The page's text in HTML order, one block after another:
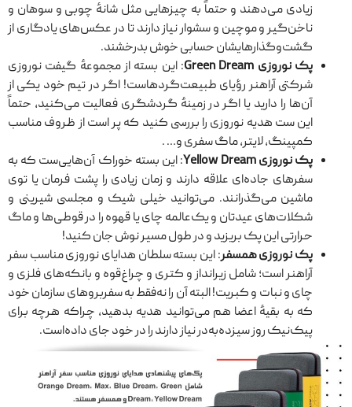
زیادی می‌دهند و حتماً به چیزهایی مثل شانهٔ چوبی و سوهان و
ناخن‌گیر و موچین و سشوار نیاز دارند تا در عکس‌های یادگاری از
گشت‌وگذارهایشان حسابی خوش بدرخشند.
پک نوروزی Green Dream: این بسته از مجموعهٔ گیفت نوروزی
شرکتی آراهنر رؤیای طبیعت‌گردهاست! اگر در تیم خود یکی از
آن‌ها را دارید یا اگر در زمینهٔ گردشگری فعالیت می‌کنید، حتماً
این ست هدیه نوروزی را بررسی کنید که پر است از ظروف مناسب
کمپینگ، لایتر، ماگ سفری و… .
پک نوروزی Yellow Dream
: این بسته خوراک آن‌هایی‌ست که به
سفرهای جاده‌ای علاقه دارند و زمان زیادی را پشت فرمان یا توی
ماشین می‌گذرانند. می‌توانید خیلی شیک و مجلسی شیرینی و
شکلات‌های عیدتان و یک‌عالمه چای یا قهوه را در قوطی‌ها و ماگ
حرارتی این پک بریزید و در طول مسیر نوش جان کنید!
پک نوروزی همسفر: این بسته سلطان هدایای نوروزی مناسب سفر
آراهنر است؛ شامل زیرانداز و کتری و چراغ‌قوه و بانکه‌های فلزی و
چای و نبات و کبریت! البته آن را نه‌فقط به سفربروهای سازمان خود
که به بقیهٔ اعضا هم می‌توانید هدیه بدهید، چراکه هرچه برای
پیک‌نیک روز سیزده‌به‌در نیاز دارند را در خود جای داده‌است.